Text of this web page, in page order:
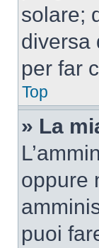
solare;
diversa
per far
Top
» La
oppure
puoi